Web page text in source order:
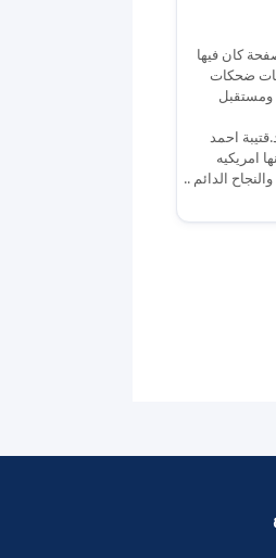
صفحة كان فيها
ضحكات
ومستقبل
احمد
امريكيه
الدائم ..